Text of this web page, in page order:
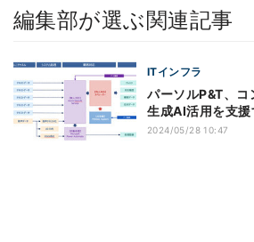
編集部が選ぶ関連記事
ITインフラ
パーソルP&T、
生成AI活用を支
2024/05/28 10:47